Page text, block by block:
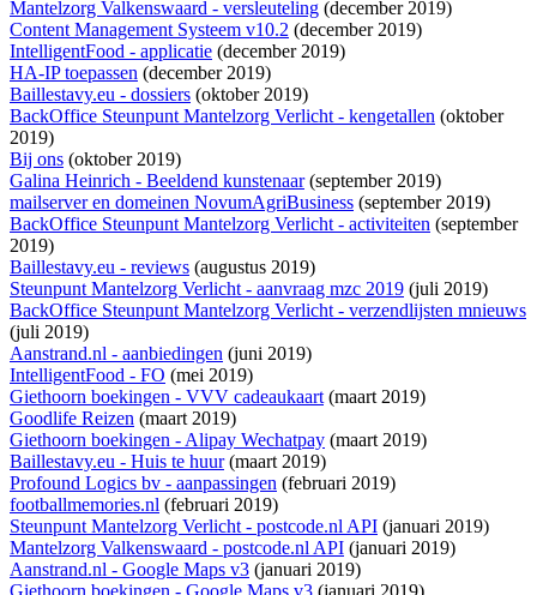
Mantelzorg Valkenswaard - versleuteling (december 2019)
Content Management Systeem v10.2 (december 2019)
IntelligentFood - applicatie (december 2019)
HA-IP toepassen (december 2019)
Baillestavy.eu - dossiers (oktober 2019)
BackOffice Steunpunt Mantelzorg Verlicht - kengetallen (oktober
2019)
Bij ons (oktober 2019)
Galina Heinrich - Beeldend kunstenaar(september 2019)
mailserver en domeinen NovumAgriBusiness (september 2019)
BackOffice Steunpunt Mantelzorg Verlicht - activiteiten (september
2019)
Baillestavy.eu - reviews (augustus 2019)
Steunpunt Mantelzorg Verlicht - aanvraag mzc 2019 (juli 2019)
BackOffice Steunpunt Mantelzorg Verlicht - verzendlijsten mnieuws
(juli 2019)
Aanstrand.nl - aanbiedingen (juni 2019)
IntelligentFood - FO (mei 2019)
Giethoorn boekingen - VVV cadeaukaart(maart 2019)
Goodlife Reizen (maart 2019)
Giethoorn boekingen - Alipay Wechatpay (maart 2019)
Baillestavy.eu - Huis te huur(maart 2019)
Profound Logics bv - aanpassingen (februari 2019)
footballmemories.nl (februari 2019)
Steunpunt Mantelzorg Verlicht - postcode.nl API (januari 2019)
Mantelzorg Valkenswaard - postcode.nl API (januari 2019)
Aanstrand.nl - Google Maps v3 (januari 2019)